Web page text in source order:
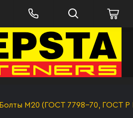
Болты М20 (ГОСТ 7798-70, ГОСТ Р